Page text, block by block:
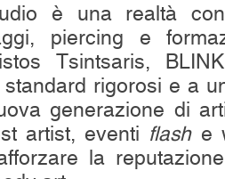
è una realtà
piercing e
Tsintsaris,
rigorosi e a
generazione di
artist, eventi flashe
la